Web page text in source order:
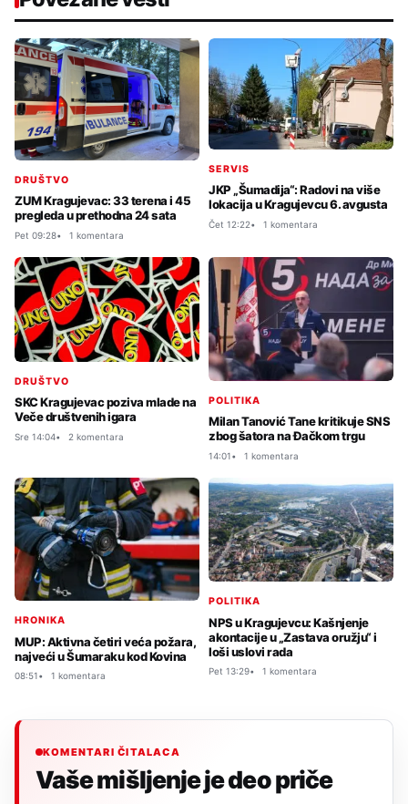
DRUŠTVO
ZUM Kragujevac: 33 terena i 45
pregleda u prethodna 24 sata
Pet 09:28 1 komentara
SERVIS
JKP „Šumadija“: Radovi na više
lokacija u Kragujevcu 6. avgusta
Čet 12:22 1 komentara
DRUŠTVO
SKC Kragujevac poziva mlade na
Veče društvenih igara
Sre 14:04 2 komentara
POLITIKA
Milan Tanović Tane kritikuje SNS
zbog šatora na Đačkom trgu
14:01 1 komentara
HRONIKA
MUP: Aktivna četiri veća požara,
najveći u Šumaraku kod Kovina
08:51 1 komentara
POLITIKA
NPS u Kragujevcu: Kašnjenje
akontacije u „Zastava oružju“ i
loši uslovi rada
Pet 13:29 1 komentara
KOMENTARI ČITALACA
Vaše mišljenje je deo priče